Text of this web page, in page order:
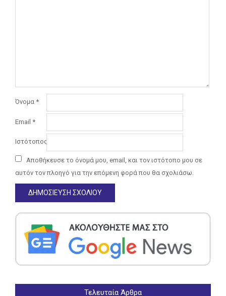
Όνομα *
Email *
Ιστότοπος
Αποθήκευσε το όνομά μου, email, και τον ιστότοπο μου σε
αυτόν τον πλοηγό για την επόμενη φορά που θα σχολιάσω.
Τελευταία Άρθρα